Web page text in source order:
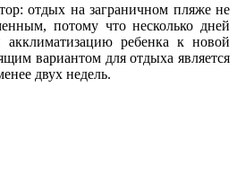
отдых на заграничном пляже не
потому что несколько дней
ребенка к новой
вариантом для отдыха является
двух недель.